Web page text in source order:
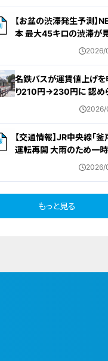
【お盆の渋滞発生予測】
本 最大45キロの渋滞が
区間も… 中央道・東名・
2026/
名鉄バスが運賃値上げを
り210円→230円に 認め
12月から全路線で平均1
2026/
【交通情報】JR中央線「釜
運転再開 大雨のため一
2026/
もっと見る